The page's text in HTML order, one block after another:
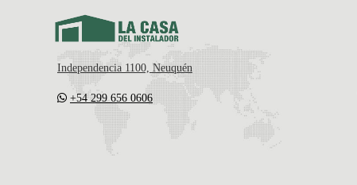
Independencia 1100, Neuquén
+54 299 656 0606